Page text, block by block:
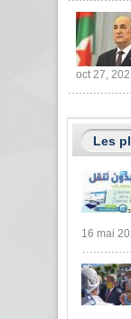
oct 27,
Les
16 mai